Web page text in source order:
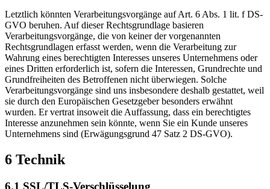
Letztlich könnten Verarbeitungsvorgänge auf Art. 6 Abs. 1 lit. f DS-
GVO beruhen. Auf dieser Rechtsgrundlage basieren
Verarbeitungsvorgänge, die von keiner der vorgenannten
Rechtsgrundlagen erfasst werden, wenn die Verarbeitung zur
Wahrung eines berechtigten Interesses unseres Unternehmens oder
eines Dritten erforderlich ist, sofern die Interessen, Grundrechte und
Grundfreiheiten des Betroffenen nicht überwiegen. Solche
Verarbeitungsvorgänge sind uns insbesondere deshalb gestattet, weil
sie durch den Europäischen Gesetzgeber besonders erwähnt
wurden. Er vertrat insoweit die Auffassung, dass ein berechtigtes
Interesse anzunehmen sein könnte, wenn Sie ein Kunde unseres
Unternehmens sind (Erwägungsgrund 47 Satz 2 DS-GVO).
6 Technik
6.1 SSL/TLS-Verschlüsselung